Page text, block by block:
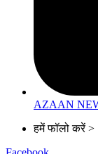
AZAAN
हमें फॉलो करें >